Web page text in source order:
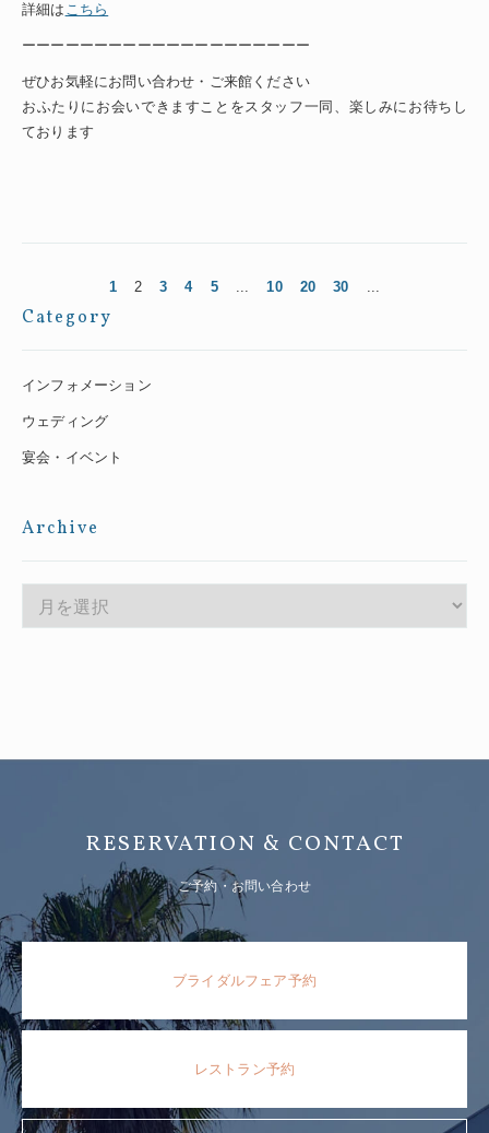
詳細は こちら
ーーーーーーーーーーーーーーーーーーーー
ぜひお気軽にお問い合わせ・ご来館ください
おふたりにお会いできますことをスタッフ一同、楽しみにお待ちし
ております
1 2 3 4 5 ... 10 20 30 ...
Category
インフォメーション
ウェディング
宴会・イベント
Archive
RESERVATION & CONTACT
ご予約・お問い合わせ
ブライダルフェア予約
レストラン予約